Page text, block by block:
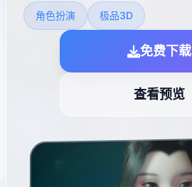
角色扮演 极品3D
免费下载
查看预览